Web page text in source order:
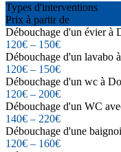
Types d'interventions
Prix à partir de
Débouchage d'un évier à
120€ – 150€
Débouchage d'un lavabo
120€ – 150€
Débouchage d'un wc à
120€ – 200€
Débouchage d'un WC
140€ – 220€
Débouchage d'une
120€ – 160€